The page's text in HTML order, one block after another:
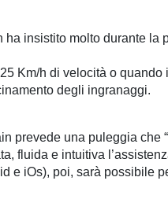
insistito molto durante la
Km/h di velocità o
degli ingranaggi.
prevede una puleggia
fluida e intuitiva
e iOs), poi, sarà possibile